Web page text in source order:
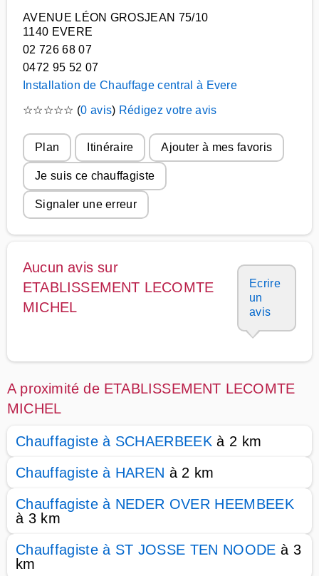
AVENUE LÉON GROSJEAN 75/10
1140 EVERE
02 726 68 07
0472 95 52 07
Installation de Chauffage central à Evere
☆☆☆☆☆ (0 avis) Rédigez votre avis
Plan Itinéraire Ajouter à mes favoris
Je suis ce chauffagiste
Signaler une erreur
Aucun avis sur
ETABLISSEMENT LECOMTE
MICHEL
Ecrire
un
avis
A proximité de ETABLISSEMENT LECOMTE
MICHEL
Chauffagiste à SCHAERBEEK à 2 km
Chauffagiste à HAREN à 2 km
Chauffagiste à NEDER OVER HEEMBEEK
à 3 km
Chauffagiste à ST JOSSE TEN NOODE à 3
km